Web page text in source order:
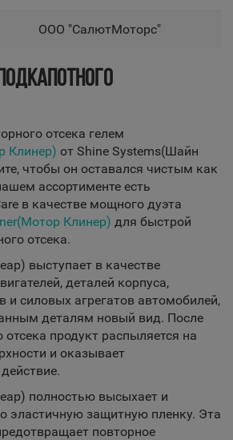
OOO "СалютМоторс"
отсека гелем
Клинер) от Shine Systems(Шайн
чтобы он оставался чистым как
ассортименте есть
в качестве мощного дуэта
Клинер) для быстрой
отсека.
выступает в качестве
деталей корпуса,
и силовых агрегатов автомобилей,
деталям новый вид. После
продукт распыляется на
и оказывает
полностью высыхает и
эластичную защитную пленку. Эта
повторное